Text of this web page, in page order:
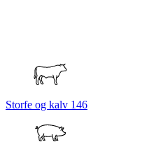
Storfe og kalv 146